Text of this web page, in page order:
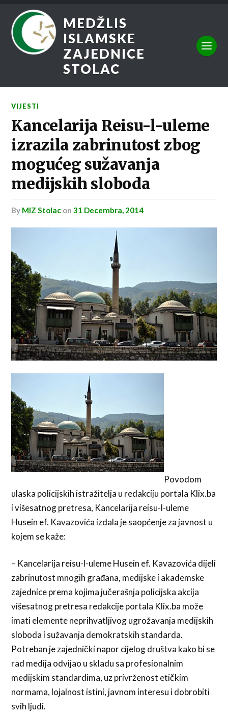
MEDŽLIS
ISLAMSKE
ZAJEDNICE
STOLAC
VIJESTI
Kancelarija Reisu-l-uleme
izrazila zabrinutost zbog
mogućeg sužavanja
medijskih sloboda
by MIZ Stolac on31 Decembra, 2014
Povodom
ulaska policijskih istražitelja u redakciju portala Klix.ba
i višesatnog pretresa, Kancelarija reisu-l-uleme
Husein ef. Kavazovića izdala je saopćenje za javnost u
kojem se kaže:
– Kancelarija reisu-l-uleme Husein ef. Kavazovića dijeli
zabrinutost mnogih građana, medijske i akademske
zajednice prema kojima jučerašnja policijska akcija
višesatnog pretresa redakcije portala Klix.ba može
imati elemente neprihvatljivog ugrožavanja medijskih
sloboda i sužavanja demokratskih standarda.
Potreban je zajednički napor cijelog društva kako bi se
rad medija odvijao u skladu sa profesionalnim
medijskim standardima, uz privrženost etičkim
normama, lojalnost istini, javnom interesu i dobrobiti
svih ljudi.